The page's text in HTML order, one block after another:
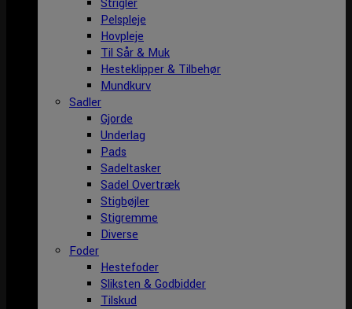
Strigler
Pelspleje
Hovpleje
Til Sår & Muk
Hesteklipper & Tilbehør
Mundkurv
Sadler
Gjorde
Underlag
Pads
Sadeltasker
Sadel Overtræk
Stigbøjler
Stigremme
Diverse
Foder
Hestefoder
Sliksten & Godbidder
Tilskud